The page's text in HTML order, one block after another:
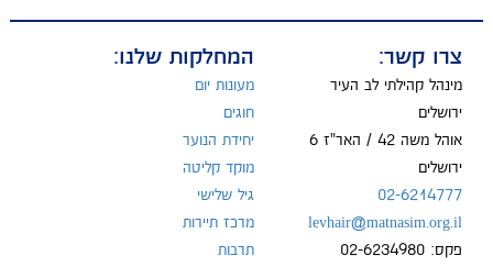
צרו קשר:
מינהל קהילתי לב העיר
ירושלים
אוהל משה 42 / האר"ז 6
ירושלים
02-6214777
levhair@matnasim.org.il
פקס: 02-6234980
המחלקות שלנו:
מעונות יום
חוגים
יחידת הנוער
מוקד קליטה
גיל שלישי
מרכז תיירות
תרבות